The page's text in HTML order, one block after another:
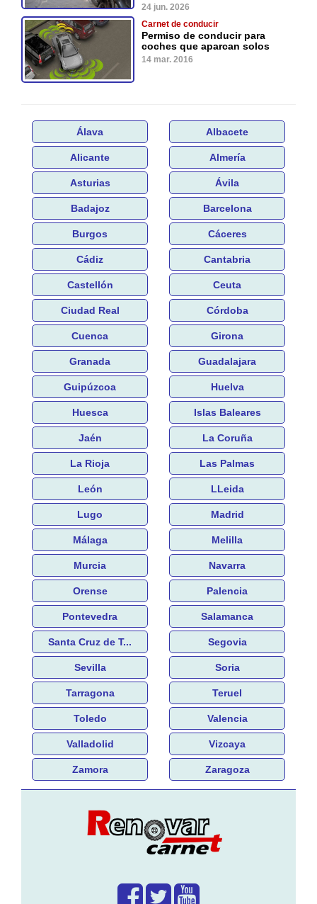
24 jun. 2026
Carnet de conducir
Permiso de conducir para
coches que aparcan solos
14 mar. 2016
Álava Albacete
Alicante Almería
Asturias Ávila
Badajoz Barcelona
Burgos Cáceres
Cádiz Cantabria
Castellón Ceuta
Ciudad Real Córdoba
Cuenca Girona
Granada Guadalajara
Guipúzcoa Huelva
Huesca Islas Baleares
Jaén La Coruña
La Rioja Las Palmas
León LLeida
Lugo Madrid
Málaga Melilla
Murcia Navarra
Orense Palencia
Pontevedra Salamanca
Santa Cruz de T... Segovia
Sevilla Soria
Tarragona Teruel
Toledo Valencia
Valladolid Vizcaya
Zamora Zaragoza